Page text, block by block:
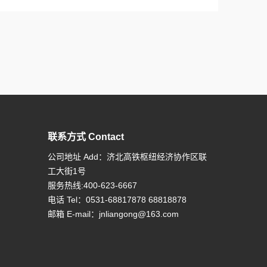
联系方式 Contact
公司地址 Add：济北高铁枢纽经济协作区联
工大街1号
服务热线:400-623-6667
电话 Tel：0531-68817878 68818878
邮箱 E-mail： jnliangong@163.com